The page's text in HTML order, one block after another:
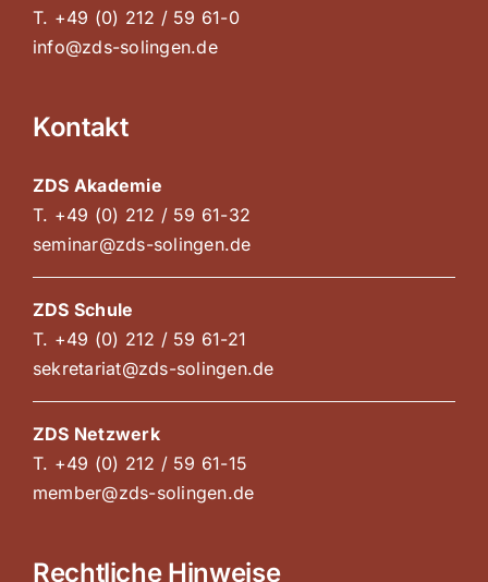
T. +49 (0) 212 / 59 61-0
info@zds-solingen.de
Kontakt
ZDS Akademie
T. +49 (0) 212 / 59 61-32
seminar@zds-solingen.de
ZDS Schule
T. +49 (0) 212 / 59 61-21
sekretariat@zds-solingen.de
ZDS Netzwerk
T. +49 (0) 212 / 59 61-15
member@zds-solingen.de
Rechtliche Hinweise